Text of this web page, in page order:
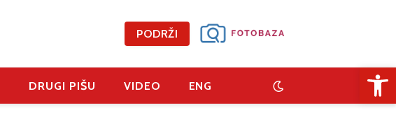
PODRŽI
DRUGI PIŠU VIDEO ENG